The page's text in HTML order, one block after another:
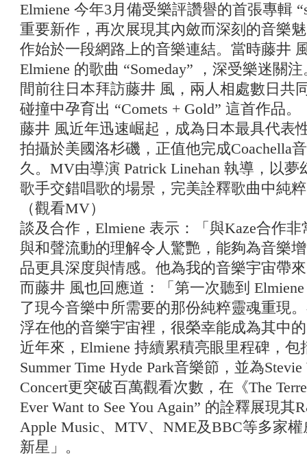
Elmiene 今年3月備受樂評讚譽的首張專輯
重要新作，再次展現其內斂而深刻的音樂
作始於一段網路上的音樂連結。當時藤井
Elmiene 的歌曲 “Someday” ，深受樂迷關
間前往日本拜訪藤井 風，兩人相處數日共
碰撞中孕育出 “Comets + Gold” 這首作品。
藤井 風近年迅速崛起，成為日本最具代表
拍攝於美國洛杉磯，正值他完成Coachella
久。MV由導演 Patrick Linehan 執導，以
歌手交錯唱歌的場景，完美詮釋歌曲中純
（觀看MV）
談及合作，Elmiene 表示：「與Kaze合作
與和聲流動的理解令人驚艷，能夠為音樂
品更具深度與情感。他為我的音樂宇宙帶
而藤井 風也回應道：「第一次聽到
了現今音樂中所需要的那份純粹靈魂重現
浮在他的音樂宇宙裡，很榮幸能成為其中
近年來，Elmiene 持續累積亮眼里程碑，包
Summer Time Hyde Park音樂節，並為
Concert更突破百萬觀看次數，在《The
Ever Want to See You Again” 的詮釋展現
Apple Music、MTV、NME及BBC等多家
新星」。